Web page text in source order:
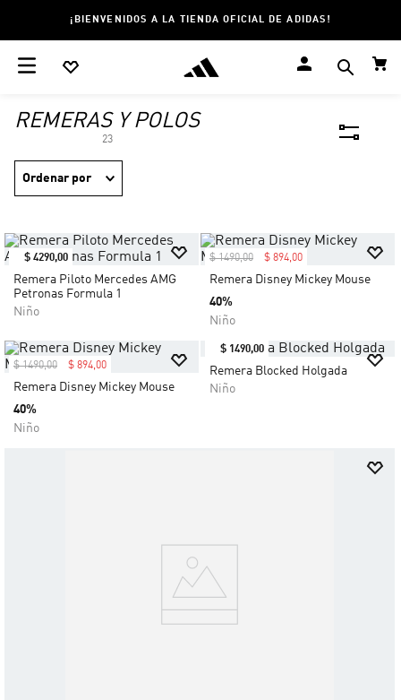
¡BIENVENIDOS A LA TIENDA OFICIAL DE ADIDAS!
REMERAS Y POLOS
23
Ordenar por
$ 4290,00
Remera Piloto Mercedes AMG
Petronas Formula 1
Niño
$ 1490,00 $ 894,00
Remera Disney Mickey Mouse
40%
Niño
$ 1490,00 $ 894,00
Remera Disney Mickey Mouse
40%
Niño
$ 1490,00
Remera Blocked Holgada
Niño